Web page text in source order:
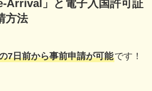
Arrival」と電子入国許可証
方法
7日前から事前申請が可能です！